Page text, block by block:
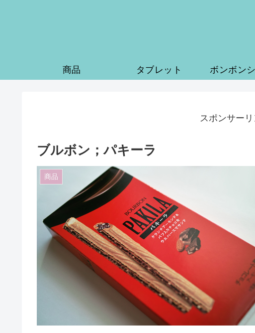
商品 タブレット ボンボン
スポンサーリ
ブルボン；パキーラ
商品